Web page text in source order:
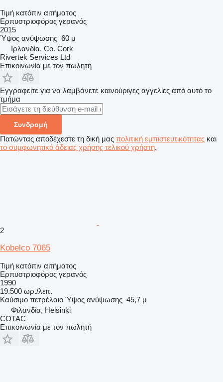
Τιμή κατόπιν αιτήματος
Ερπυστριοφόρος γερανός
2015
Ύψος ανύψωσης 60 μ
Ιρλανδία, Co. Cork
Rivertek Services Ltd
Επικοινωνία με τον πωλητή
Εγγραφείτε για να λαμβάνετε καινούριγες αγγελίες από αυτό το
τμήμα
Συνδρομή
Πατώντας αποδέχεστε τη δική μας πολιτική εμπιστευτικότητας και
το συμφωνητικό άδειας χρήσης τελικού χρήστη.
2
Kobelco 7065
Τιμή κατόπιν αιτήματος
Ερπυστριοφόρος γερανός
1990
19.500 ωρ./λειτ.
Καύσιμο πετρέλαιο Ύψος ανύψωσης 45,7 μ
Φιλανδία, Helsinki
COTAC
Επικοινωνία με τον πωλητή